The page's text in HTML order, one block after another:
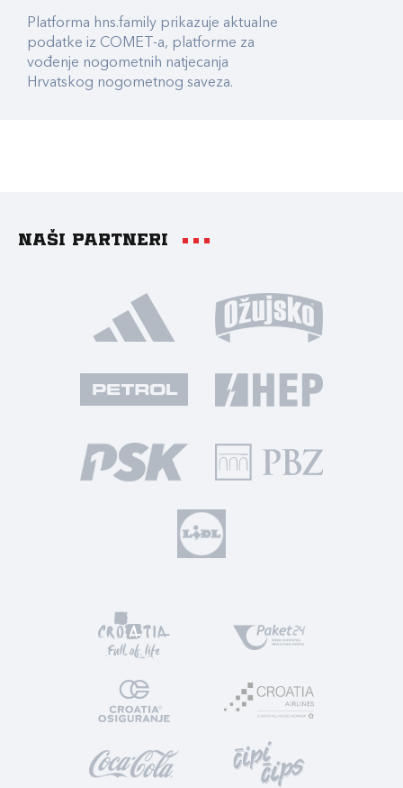
Platforma hns.family prikazuje aktualne
podatke iz COMET-a, platforme za
vođenje nogometnih natjecanja
Hrvatskog nogometnog saveza.
Naši partneri